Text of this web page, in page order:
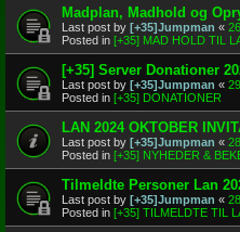
Madplan, Madhold og
Last post by [+35]Jumpman «
Posted in [+35] MAD HOLD TIL
[+35] Server Donationer
Last post by [+35]Jumpman «
Posted in [+35] DONATIONER
LAN 2024 OKTOBER
Last post by [+35]Jumpman «
Posted in [+35] NYHEDER &
Tilmeldte Personer Lan
Last post by [+35]Jumpman «
Posted in [+35] TILMELDTE TIL